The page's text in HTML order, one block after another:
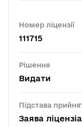
Номер ліцензії
111715
Рішення
Видати
Підстава
Заява